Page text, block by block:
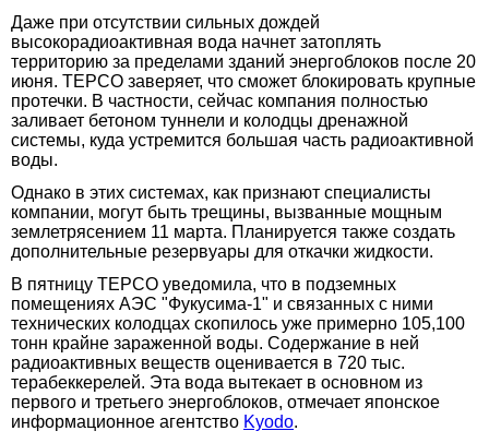
Даже при отсутствии сильных дождей
высокорадиоактивная вода начнет затоплять
территорию за пределами зданий энергоблоков после 20
июня. TEPCO заверяет, что сможет блокировать крупные
протечки. В частности, сейчас компания полностью
заливает бетоном туннели и колодцы дренажной
системы, куда устремится большая часть радиоактивной
воды.
Однако в этих системах, как признают специалисты
компании, могут быть трещины, вызванные мощным
землетрясением 11 марта. Планируется также создать
дополнительные резервуары для откачки жидкости.
В пятницу TEPCO уведомила, что в подземных
помещениях АЭС "Фукусима-1" и связанных с ними
технических колодцах скопилось уже примерно 105,100
тонн крайне зараженной воды. Содержание в ней
радиоактивных веществ оценивается в 720 тыс.
терабеккерелей. Эта вода вытекает в основном из
первого и третьего энергоблоков, отмечает японское
информационное агентство Kyodo.